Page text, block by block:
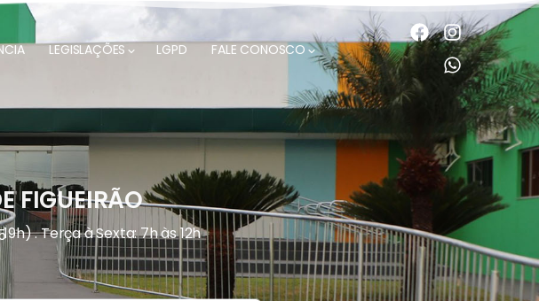
LEGISLAÇÕES LGPD FALE CONOSCO
FIGUEIRÃO
. Terça à Sexta: 7h às 12h